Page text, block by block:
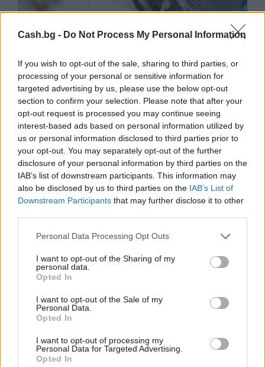
Cash.bg - Do Not Process My Personal Information
If you wish to opt-out of the sale, sharing to third parties, or
processing of your personal or sensitive information for
targeted advertising by us, please use the below opt-out
section to confirm your selection. Please note that after your
opt-out request is processed you may continue seeing
interest-based ads based on personal information utilized by
us or personal information disclosed to third parties prior to
your opt-out. You may separately opt-out of the further
disclosure of your personal information by third parties on the
IAB’s list of downstream participants. This information may
also be disclosed by us to third parties on the IAB’s List of
Downstream Participants that may further disclose it to other
Personal Data Processing Opt Outs
I want to opt-out of the Sharing of my
personal data.
Opted In
I want to opt-out of the Sale of my
Personal Data.
Opted In
I want to opt-out of processing my
Personal Data for Targeted Advertising.
Opted In
Ню Йорк стана 14-ият щат на САЩ, в
който е разрешена евтаназията
06.08.2026 / 16:00
Спадането на Дунав принуди Румъния
електроцентрала
06.08.2026 / 15:30